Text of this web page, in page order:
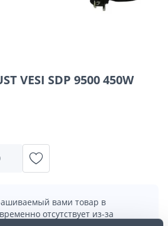
VESI SDP 9500 450W
вами товар в
отсутствует из-за